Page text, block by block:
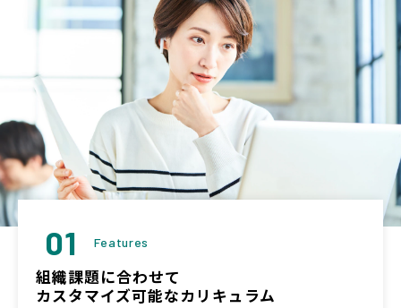
01 Features
組織課題に合わせて
カスタマイズ可能なカリキュラム